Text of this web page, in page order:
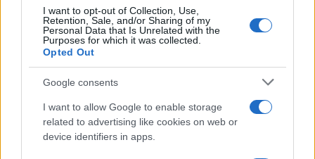
I want to opt-out of Collection, Use,
Retention, Sale, and/or Sharing of my
Personal Data that Is Unrelated with the
Purposes for which it was collected.
Opted Out
Google consents
I want to allow Google to enable storage
related to advertising like cookies on web or
device identifiers in apps.